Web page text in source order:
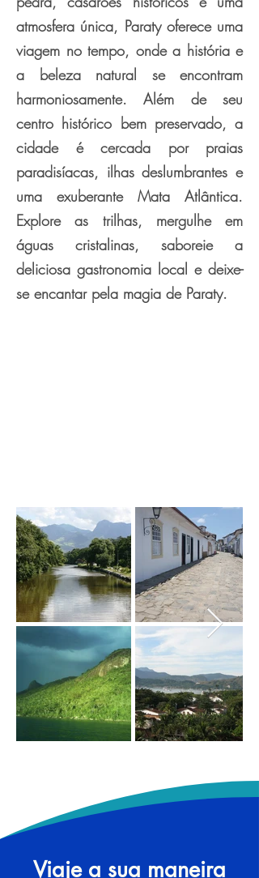
atmosfera única, Paraty oferece uma
viagem no tempo, onde a história e
a beleza natural se encontram
harmoniosamente. Além de seu
centro histórico bem preservado, a
cidade é cercada por praias
paradisíacas, ilhas deslumbrantes e
uma exuberante Mata Atlântica.
Explore as trilhas, mergulhe em
águas cristalinas, saboreie a
deliciosa gastronomia local e deixe-
se encantar pela magia de Paraty.
Viaje a sua maneira